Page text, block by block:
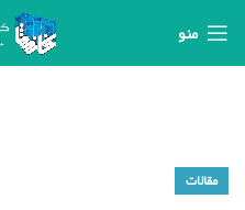
منو
مقالات